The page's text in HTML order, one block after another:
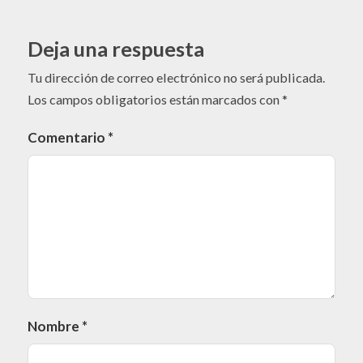
Deja una respuesta
Tu dirección de correo electrónico no será publicada.
Los campos obligatorios están marcados con*
Comentario *
Nombre *